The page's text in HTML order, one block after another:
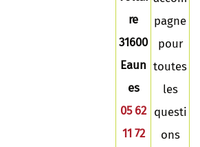
re
31600
Eaun
es
05 62
11 72
pagne
pour
toutes
les
questi
ons